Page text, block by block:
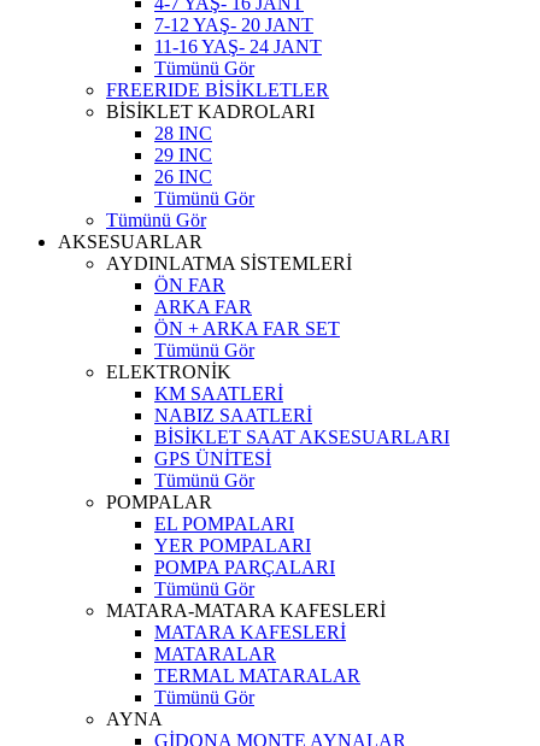
7-12 YAŞ- 20 JANT
11-16 YAŞ- 24 JANT
Tümünü Gör
FREERIDE BİSİKLETLER
BİSİKLET KADROLARI
28 INC
29 INC
26 INC
Tümünü Gör
Tümünü Gör
AKSESUARLAR
AYDINLATMA SİSTEMLERİ
ÖN FAR
ARKA FAR
ÖN + ARKA FAR SET
Tümünü Gör
ELEKTRONİK
KM SAATLERİ
NABIZ SAATLERİ
BİSİKLET SAAT AKSESUARLARI
GPS ÜNİTESİ
Tümünü Gör
POMPALAR
EL POMPALARI
YER POMPALARI
POMPA PARÇALARI
Tümünü Gör
MATARA-MATARA KAFESLERİ
MATARA KAFESLERİ
MATARALAR
TERMAL MATARALAR
Tümünü Gör
AYNA
GİDONA MONTE AYNALAR